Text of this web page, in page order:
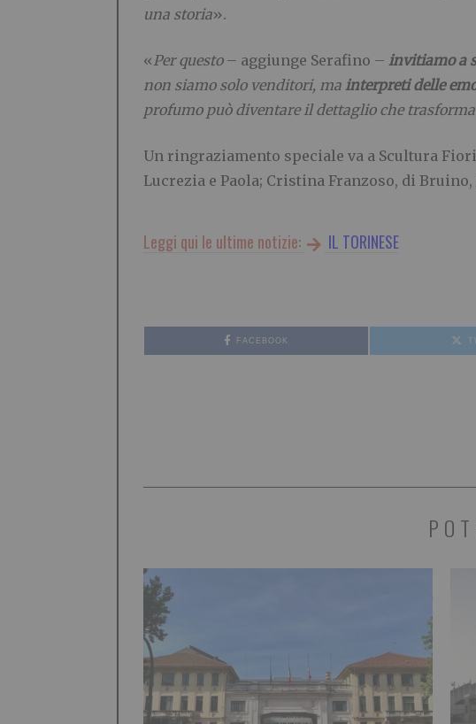
una storia».
«Per questo– aggiunge Serafino – invitiamo a
non siamo solo venditori, ma interpreti delle
profumo può diventare il dettaglio che
Un ringraziamento speciale va a Scultura
Lucrezia e Paola; Cristina Franzoso, di
Leggi qui le ultime notizie: IL TORINESE
FACEBOOK